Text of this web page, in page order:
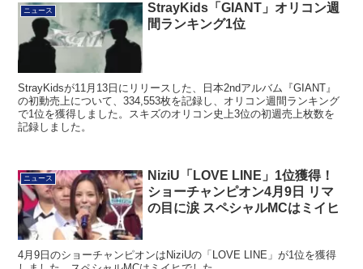
ニュース
StrayKids「GIANT」オリコン週
間ランキング1位
StrayKidsが11月13日にリリースした、日本2ndアルバム『GIANT』
の初動売上について、334,553枚を記録し、オリコン週間ランキング
で1位を獲得しました。スキズのオリコン史上3位の初週売上枚数を
記録しました。
ニュース
NiziU「LOVE LINE」1位獲得！
ショーチャンピオン4月9日 リマ
の目に涙 スペシャルMCはミイヒ
4月9日のショーチャンピオンはNiziUの「LOVE LINE」が1位を獲得